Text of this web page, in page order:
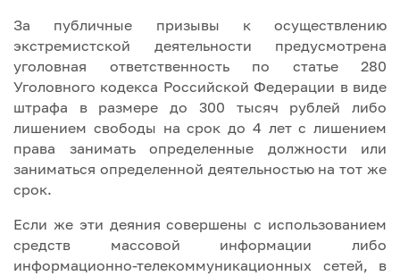
За публичные призывы к осуществлению
экстремистской деятельности предусмотрена
уголовная ответственность по статье 280
Уголовного кодекса Российской Федерации в виде
штрафа в размере до 300 тысяч рублей либо
лишением свободы на срок до 4 лет с лишением
права занимать определенные должности или
заниматься определенной деятельностью на тот же
срок.
Если же эти деяния совершены с использованием
средств массовой информации либо
информационно-телекоммуникационных сетей, в